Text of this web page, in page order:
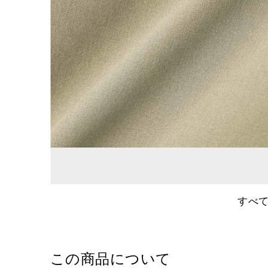
すべ
この商品について